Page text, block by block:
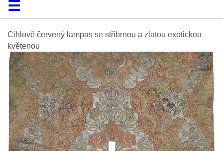
HomeBrowse
Search
About
HelpContactDigitalia
Cihlově červený lampas se stříbrnou a zlatou exotickou
květenou